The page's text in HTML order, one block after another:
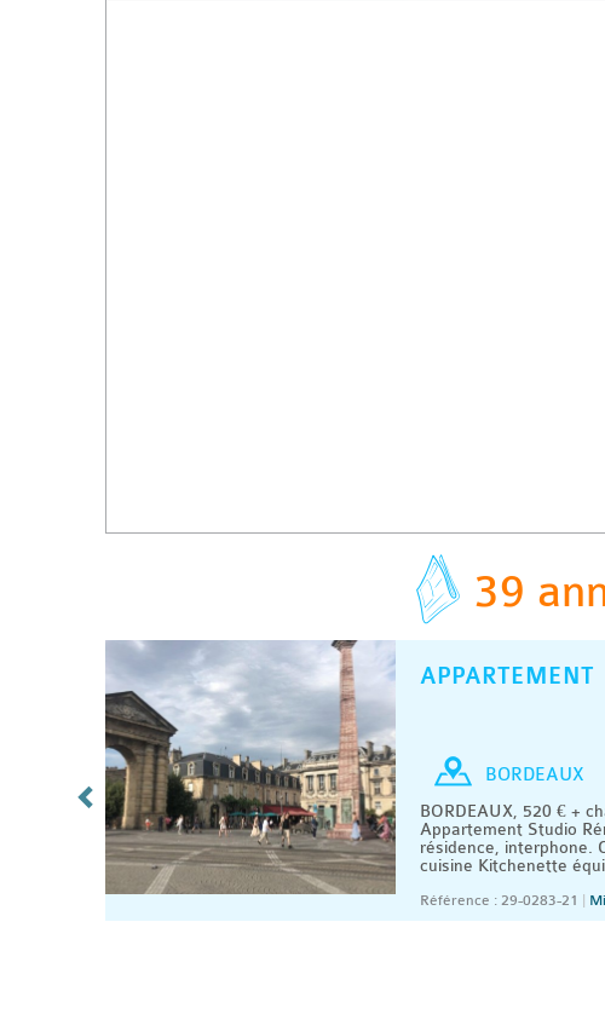
39
APPARTEMENT
BORDEAUX
BORDEAUX, 520 € +
Appartement Studio
résidence, interphone.
cuisine Kitchenette
Référence : 29-0283-21